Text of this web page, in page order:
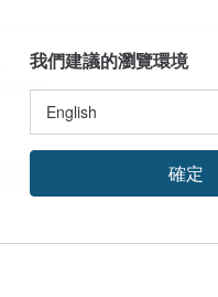
US$ 0.00
追蹤
額為準。
數估算。實際到貨日可能因付
我們建議的瀏覽環境
確定